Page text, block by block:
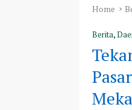
Home
Berita,